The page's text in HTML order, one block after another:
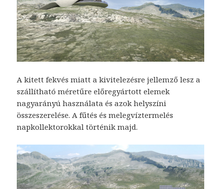
A kitett fekvés miatt a kivitelezésre jellemző lesz a
szállítható méretűre előregyártott elemek
nagyarányú használata és azok helyszíni
összeszerelése. A fűtés és melegvíztermelés
napkollektorokkal történik majd.